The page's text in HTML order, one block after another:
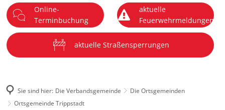
Menü
Online-
Terminbuchung
aktuelle
Feuerwehrmeldungen
aktuelle Straßensperrungen
Sie sind hier: Die Verbandsgemeinde
Die Ortsgemeinden
Ortsgemeinde Trippstadt